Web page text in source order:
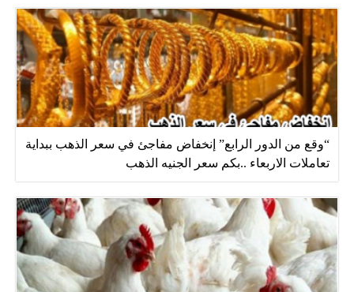
“وقع من الدور الرابع” إنخفاض مفاجئ في سعر الذهب ببداية
تعاملات الاربعاء ..بكم سعر الجنيه الذهب